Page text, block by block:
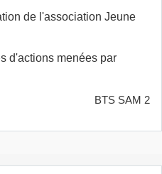
de l'association Jeune
d'actions menées par
BTS SAM 2